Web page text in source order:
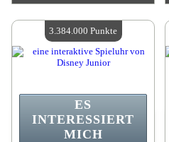
Verfügbare Menge:4
ES
INTERESSIERT
MICH
3.384.000 Punkte